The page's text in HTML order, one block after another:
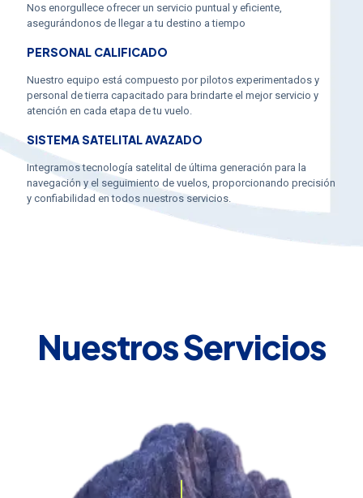
Nos enorgullece ofrecer un servicio puntual y eficiente,
asegurándonos de llegar a tu destino a tiempo
PERSONAL CALIFICADO
Nuestro equipo está compuesto por pilotos experimentados y
personal de tierra capacitado para brindarte el mejor servicio y
atención en cada etapa de tu vuelo.
SISTEMA SATELITAL AVAZADO
Integramos tecnología satelital de última generación para la
navegación y el seguimiento de vuelos, proporcionando precisión
y confiabilidad en todos nuestros servicios.
Nuestros Servicios